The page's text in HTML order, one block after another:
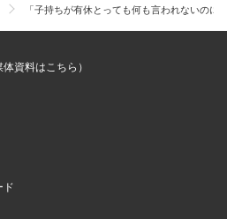
「子持ちが有休とっても何も言われないの
資料はこちら）
ド